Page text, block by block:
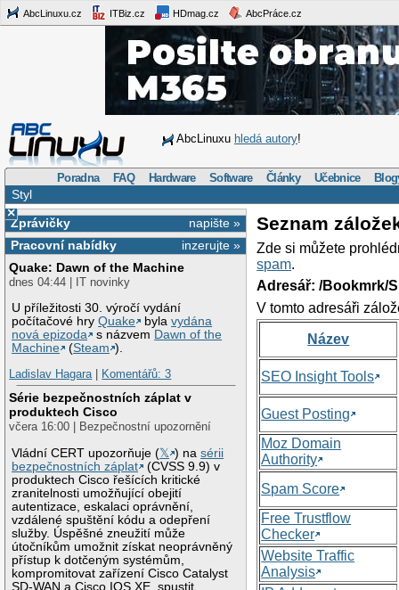
AbcLinuxu.cz ITBiz.cz HDmag.cz AbcPráce.cz
AbcLinuxu hledá autory!
Poradna FAQ Hardware Software Články Učebnice
Styl
×
napište »
Zprávičky
inzerujte »
Pracovní nabídky
Quake: Dawn of the Machine
dnes 04:44 | IT novinky
U příležitosti 30. výročí vydání
počítačové hryQuake bylavydána
nová epizoda
s názvem Dawn of the
Machine
(Steam ).
Ladislav Hagara| Komentářů: 3
Série bezpečnostních záplat v
produktech Cisco
včera 16:00 | Bezpečnostní upozornění
Vládní CERT upozorňuje (𝕏 ) nasérii
bezpečnostních záplat
(CVSS 9.9) v
produktech Cisco řešících kritické
zranitelnosti umožňující obejití
autentizace, eskalaci oprávnění,
vzdálené spuštění kódu a odepření
služby. Úspěšné zneužití může
útočníkům umožnit získat neoprávněný
přístup k dotčeným systémům,
kompromitovat zařízení Cisco Catalyst
SD-WAN a Cisco IOS XE, spustit
Seznam
Zde si můžete
spam.
Adresář: /Bookmrk/
V tomto adresáři
Název
SEO Insight Tools
Guest Posting
Moz Domain
Authority
Spam Score
Free Trustflow
Checker
Website Traffic
Analysis